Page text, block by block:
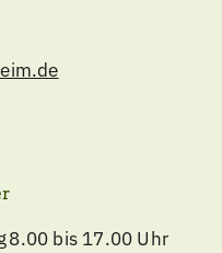
8.00 bis 17.00 Uhr